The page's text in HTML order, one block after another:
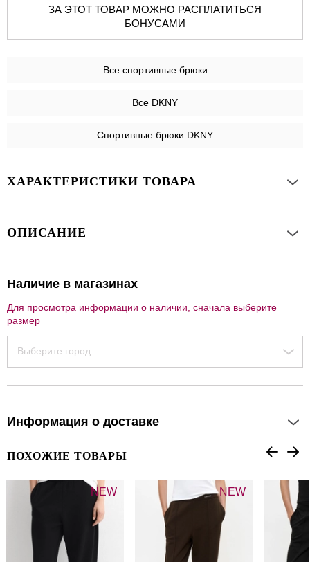
ЗА ЭТОТ ТОВАР МОЖНО РАСПЛАТИТЬСЯ
БОНУСАМИ
Все спортивные брюки
Все DKNY
Спортивные брюки DKNY
ХАРАКТЕРИСТИКИ ТОВАРА
ОПИСАНИЕ
Наличие в магазинах
Для просмотра информации о наличии, сначала выберите
размер
Выберите город...
Информация о доставке
ПОХОЖИЕ ТОВАРЫ
NEW NEW